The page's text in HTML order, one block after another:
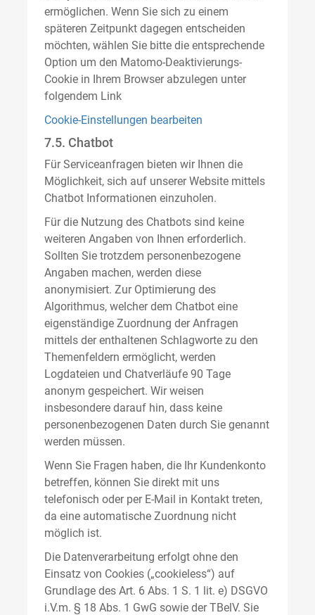
ermöglichen. Wenn Sie sich zu einem
späteren Zeitpunkt dagegen entscheiden
möchten, wählen Sie bitte die entsprechende
Option um den Matomo-Deaktivierungs-
Cookie in Ihrem Browser abzulegen unter
folgendem Link
Cookie-Einstellungen bearbeiten
7.5. Chatbot
Für Serviceanfragen bieten wir Ihnen die
Möglichkeit, sich auf unserer Website mittels
Chatbot Informationen einzuholen.
Für die Nutzung des Chatbots sind keine
weiteren Angaben von Ihnen erforderlich.
Sollten Sie trotzdem personenbezogene
Angaben machen, werden diese
anonymisiert. Zur Optimierung des
Algorithmus, welcher dem Chatbot eine
eigenständige Zuordnung der Anfragen
mittels der enthaltenen Schlagworte zu den
Themenfeldern ermöglicht, werden
Logdateien und Chatverläufe 90 Tage
anonym gespeichert. Wir weisen
insbesondere darauf hin, dass keine
personenbezogenen Daten durch Sie genannt
werden müssen.
Wenn Sie Fragen haben, die Ihr Kundenkonto
betreffen, können Sie direkt mit uns
telefonisch oder per E-Mail in Kontakt treten,
da eine automatische Zuordnung nicht
möglich ist.
Die Datenverarbeitung erfolgt ohne den
Einsatz von Cookies („cookieless“) auf
Grundlage des Art. 6 Abs. 1 S. 1 lit. e) DSGVO
i.V.m. § 18 Abs. 1 GwG sowie der TBelV. Sie